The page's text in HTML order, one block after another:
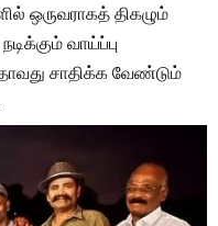
ஒருவராகத் திகழும்
வாய்ப்பு
சாதிக்க வேண்டும்